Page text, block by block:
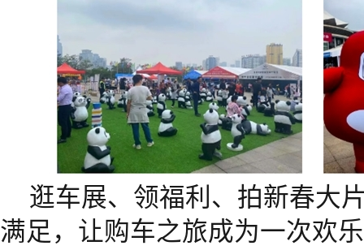
逛车展、领福利、拍新春大
满足，让购车之旅成为一次欢